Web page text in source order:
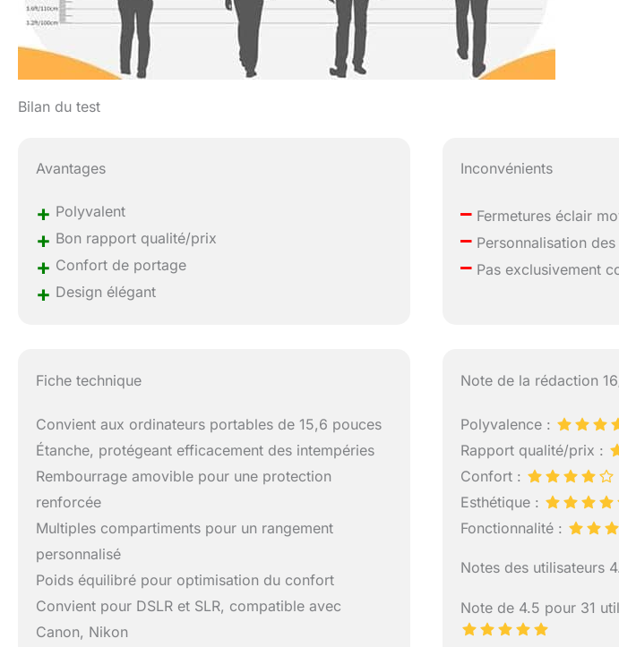
Bilan du test
Avantages
+ Polyvalent
+ Bon rapport qualité/prix
+ Confort de portage
+ Design élégant
Inconvénients
– Fermetures éclair
– Personnalisation
– Pas exclusivement
Fiche technique
Convient aux ordinateurs portables de 15,6 pouces
Étanche, protégeant efficacement des intempéries
Rembourrage amovible pour une protection
renforcée
Multiples compartiments pour un rangement
personnalisé
Poids équilibré pour optimisation du confort
Convient pour DSLR et SLR, compatible avec
Canon, Nikon
Note de la rédaction
Polyvalence :
Rapport qualité/prix :
Confort :
Esthétique :
Fonctionnalité :
Notes des utilisateurs
Note de 4.5 pour 31